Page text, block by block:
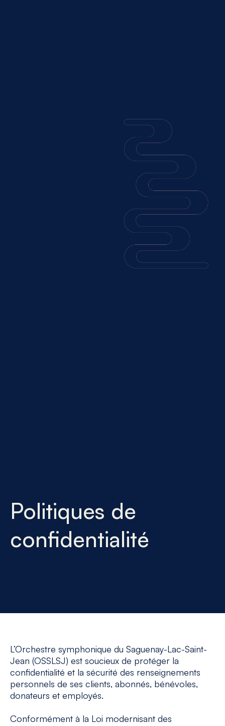
Politiques de
confidentialité
L’Orchestre symphonique du Saguenay-Lac-Saint-
Jean (OSSLSJ) est soucieux de protéger la
confidentialité et la sécurité des renseignements
personnels de ses clients, abonnés, bénévoles,
donateurs et employés.
Conformément à la Loi modernisant des